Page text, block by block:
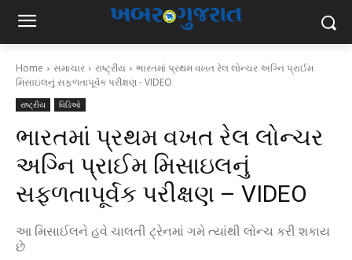
Home સમાચાર રાષ્ટ્રીય
ભારતમાં પ્રથમ વખત રેલ લોન્ચર અગ્નિ પ્રાઈમ
મિસાઇલનું સફળતાપૂર્વક પરીક્ષણ - VIDEO
રાષ્ટ્રીય વિડિઓ
ભારતમાં પ્રથમ વખત રેલ લોન્ચર
અગ્નિ પ્રાઈમ મિસાઇલનું
સફળતાપૂર્વક પરીક્ષણ – VIDEO
આ મિસાઈલને હવે ચાલતી ટ્રેનમાં ગમે ત્યાંથી લોન્ચ કરી શકાય
છે